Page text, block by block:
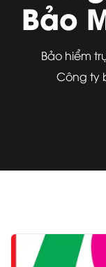
Bảo
Bảo hiểm
Công ty